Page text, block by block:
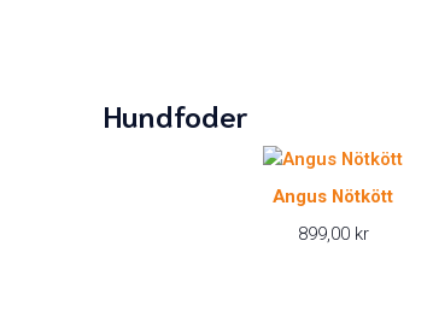
Hundfoder
Angus Nötkött
899,00 kr